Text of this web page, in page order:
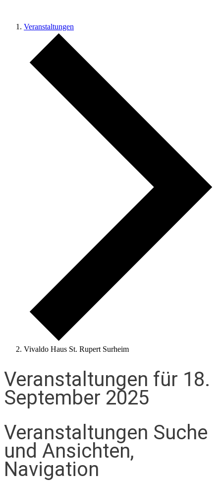
Veranstaltungen
Vivaldo Haus St. Rupert Surheim
Veranstaltungen für 18.
September 2025
Veranstaltungen Suche
und Ansichten,
Navigation